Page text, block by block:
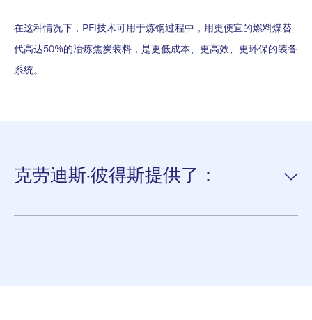
在这种情况下，PFI技术可用于炼钢过程中，用更便宜的燃料煤替
代高达50%的冶炼焦炭装料，是更低成本、更高效、更环保的装备
系统。
克劳迪斯·彼得斯提供了：